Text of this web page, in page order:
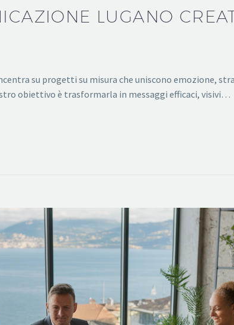
LUGANO
su progetti su misura che uniscono emozione,
obiettivo è trasformarla in messaggi efficaci, visivi…